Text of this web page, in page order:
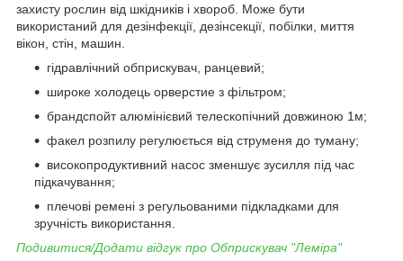
захисту рослин від шкідників і хвороб. Може бути
використаний для дезінфекції, дезінсекції, побілки, миття
вікон, стін, машин.
гідравлічний обприскувач, ранцевий;
широке холодець орверстие з фільтром;
брандспойт алюмінієвий телескопічний довжиною 1м;
факел розпилу регулюється від струменя до туману;
високопродуктивний насос зменшує зусилля під час
підкачування;
плечові ремені з регульованими підкладками для
зручність використання.
Подивитися/Додати відгук про Обприскувач "Леміра"